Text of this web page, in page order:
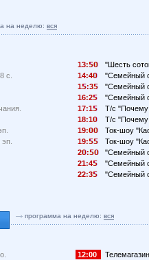
на неделю: вся
с.
эп.
13:
"Шесть
14:4
"Семейный
1
:3
"Семейный
16:2
"Семейный
17:1
Т/с
18:1
Т/с
19:
Ток-шоу
19:
Ток-шоу
2
:
"Семейный
21:4
"Семейный
22:3
"Семейный
программа на неделю: вся
12:00